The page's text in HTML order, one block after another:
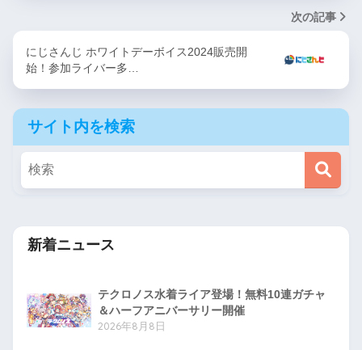
次の記事
にじさんじ ホワイトデーボイス2024販売開
始！参加ライバー多…
サイト内を検索
新着ニュース
テクロノス水着ライア登場！無料10連ガチャ
＆ハーフアニバーサリー開催
2026年8月8日